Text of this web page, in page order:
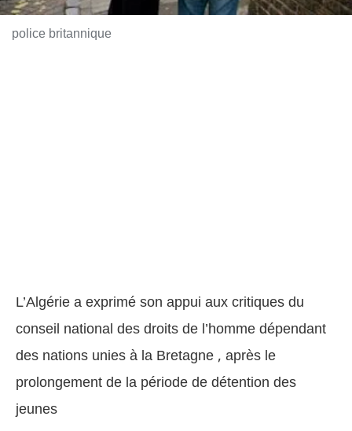
police britannique
L’Algérie a exprimé son appui aux critiques du
conseil national des droits de l’homme dépendant
des nations unies à la Bretagne , après le
prolongement de la période de détention des
jeunes